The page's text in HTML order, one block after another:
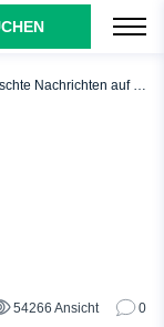
Wie kann man gelöschte Nachrichten auf Instagram sehen? Die besten Tipps von uMobix
54266 Ansicht 0